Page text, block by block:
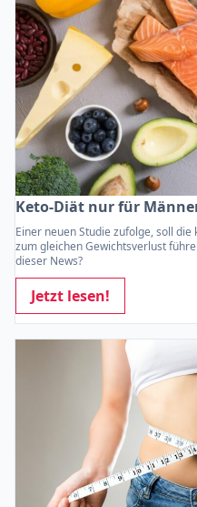
Keto-Diät nur für
Einer neuen Studie zufolge, soll
zum gleichen Gewichtsverlust
dieser News?
Jetzt lesen!